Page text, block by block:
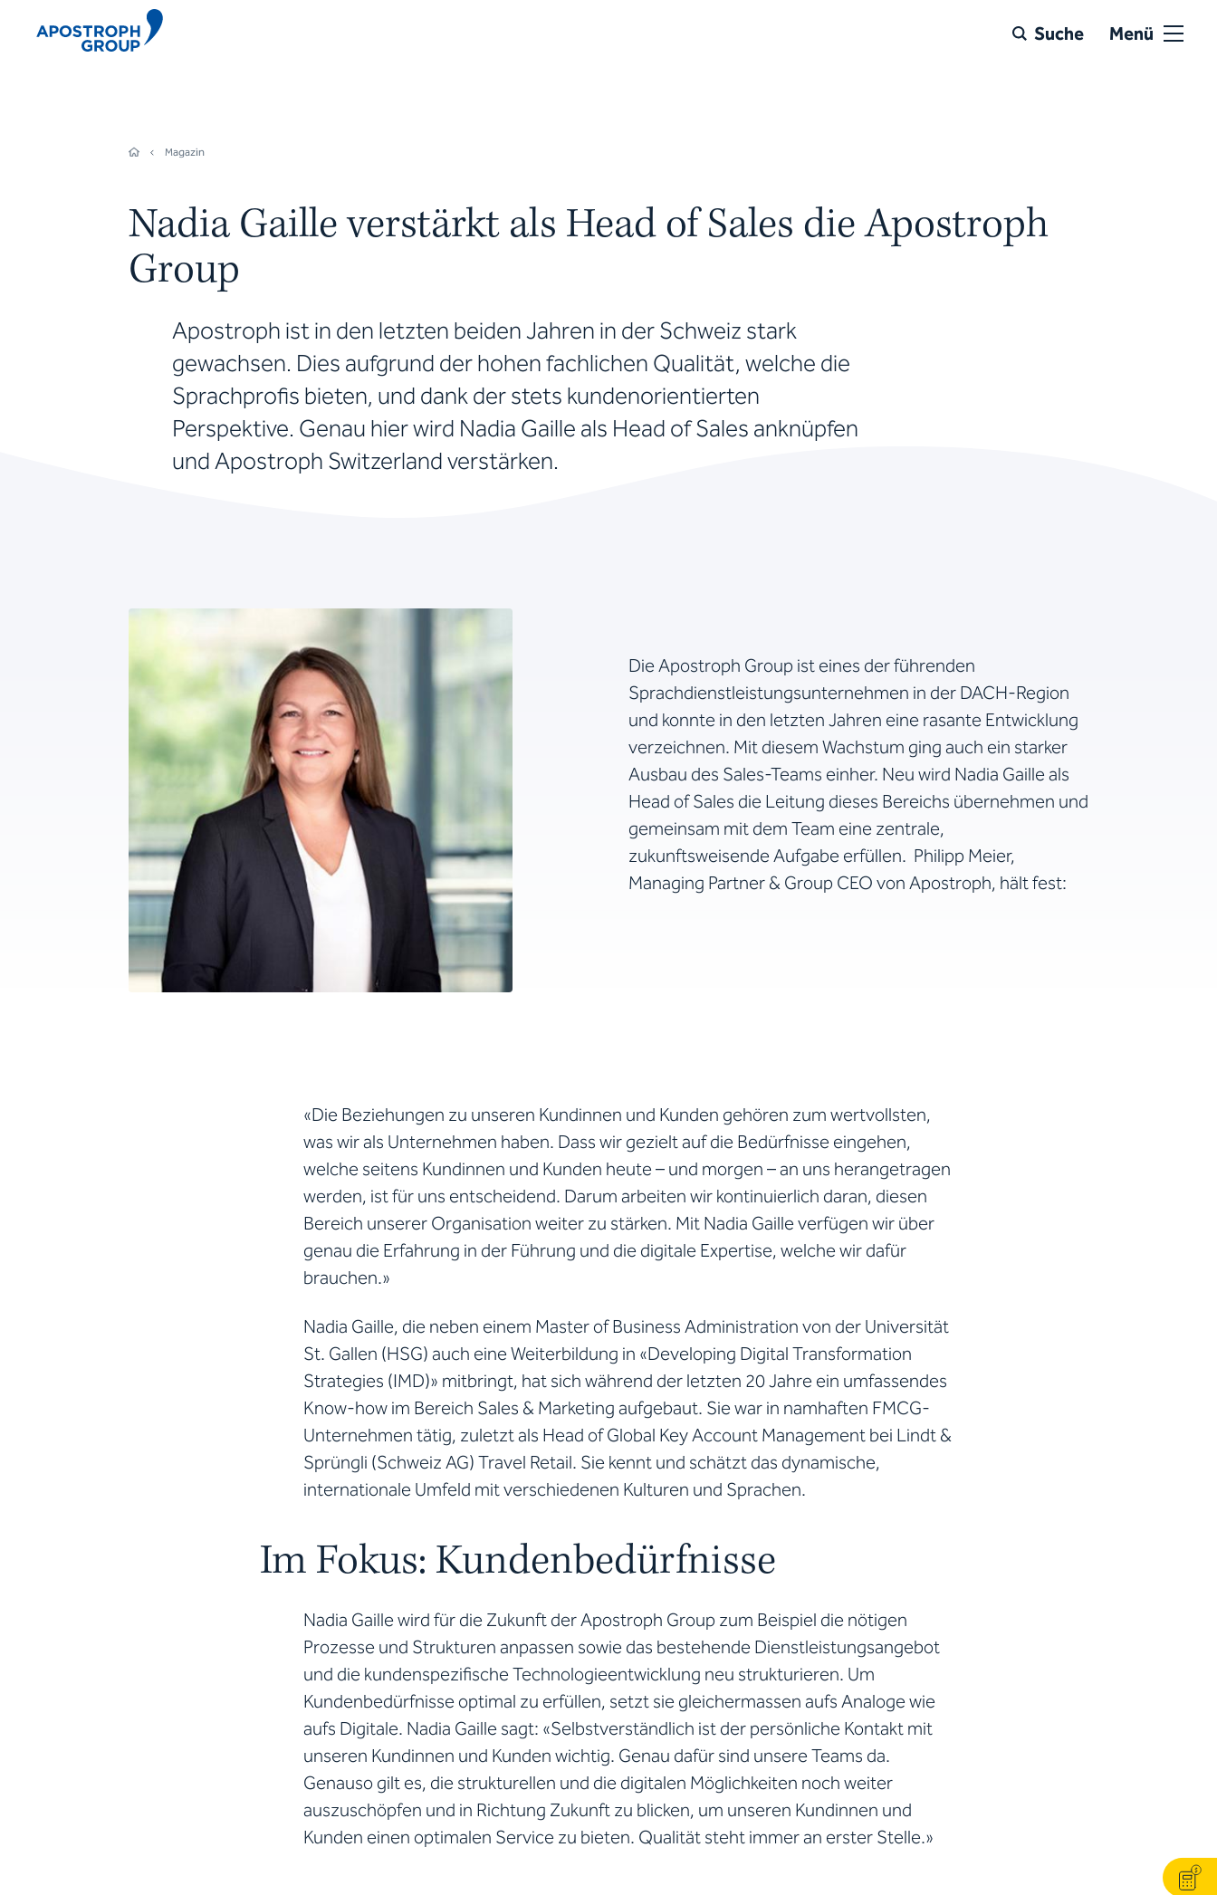
Suche Menü
Magazin
Nadia Gaille verstärkt als Head of Sales die Apostroph
Group
Apostroph ist in den letzten beiden Jahren in der Schweiz stark
gewachsen. Dies aufgrund der hohen fachlichen Qualität, welche die
Sprachprofis bieten, und dank der stets kundenorientierten
Perspektive. Genau hier wird Nadia Gaille als Head of Sales anknüpfen
und Apostroph Switzerland verstärken.
Die Apostroph Group ist eines der führenden
Sprachdienstleistungsunternehmen in der DACH-Region
und konnte in den letzten Jahren eine rasante Entwicklung
verzeichnen. Mit diesem Wachstum ging auch ein starker
Ausbau des Sales-Teams einher. Neu wird Nadia Gaille als
Head of Sales die Leitung dieses Bereichs übernehmen und
gemeinsam mit dem Team eine zentrale,
zukunftsweisende Aufgabe erfüllen. Philipp Meier,
Managing Partner & Group CEO von Apostroph, hält fest:
«Die Beziehungen zu unseren Kundinnen und Kunden gehören zum wertvollsten,
was wir als Unternehmen haben. Dass wir gezielt auf die Bedürfnisse eingehen,
welche seitens Kundinnen und Kunden heute – und morgen – an uns herangetragen
werden, ist für uns entscheidend. Darum arbeiten wir kontinuierlich daran, diesen
Bereich unserer Organisation weiter zu stärken. Mit Nadia Gaille verfügen wir über
genau die Erfahrung in der Führung und die digitale Expertise, welche wir dafür
brauchen.»
Nadia Gaille, die neben einem Master of Business Administration von der Universität
St. Gallen (HSG) auch eine Weiterbildung in «Developing Digital Transformation
Strategies (IMD)» mitbringt, hat sich während der letzten 20 Jahre ein umfassendes
Know-how im Bereich Sales & Marketing aufgebaut. Sie war in namhaften FMCG-
Unternehmen tätig, zuletzt als Head of Global Key Account Management bei Lindt &
Sprüngli (Schweiz AG) Travel Retail. Sie kennt und schätzt das dynamische,
internationale Umfeld mit verschiedenen Kulturen und Sprachen.
Im Fokus: Kundenbedürfnisse
Nadia Gaille wird für die Zukunft der Apostroph Group zum Beispiel die nötigen
Prozesse und Strukturen anpassen sowie das bestehende Dienstleistungsangebot
und die kundenspezifische Technologieentwicklung neu strukturieren. Um
Kundenbedürfnisse optimal zu erfüllen, setzt sie gleichermassen aufs Analoge wie
aufs Digitale. Nadia Gaille sagt: «Selbstverständlich ist der persönliche Kontakt mit
unseren Kundinnen und Kunden wichtig. Genau dafür sind unsere Teams da.
Genauso gilt es, die strukturellen und die digitalen Möglichkeiten noch weiter
auszuschöpfen und in Richtung Zukunft zu blicken, um unseren Kundinnen und
Kunden einen optimalen Service zu bieten. Qualität steht immer an erster Stelle.»